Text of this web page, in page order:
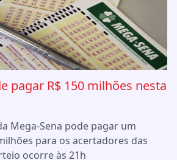
pagar R$ 150 milhões nesta
Mega-Sena pode pagar um
para os acertadores das
ocorre às 21h